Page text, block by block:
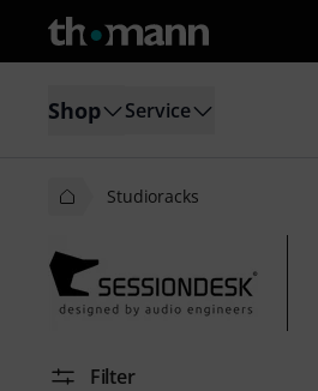
Shop Service
Studioracks
Filter